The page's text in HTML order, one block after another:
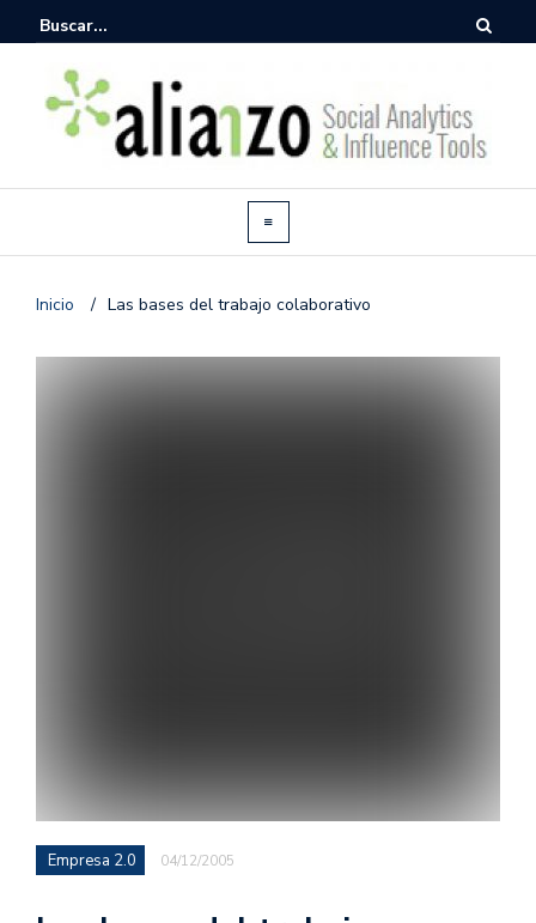
Inicio / Las bases del trabajo colaborativo
Empresa 2.0 04/12/2005